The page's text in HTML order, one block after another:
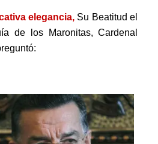
elegancia, Su Beatitud el
de los Maronitas, Cardenal